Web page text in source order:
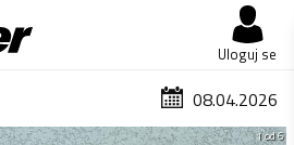
Uloguj se
08.04.2026
1 od 6